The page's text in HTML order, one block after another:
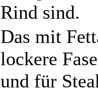
Rind sind.
Das mit
lockere
und für